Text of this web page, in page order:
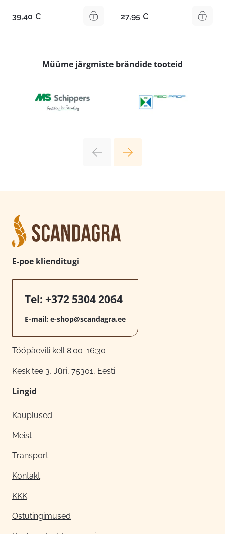
39,40 € 27,95 €
Müüme järgmiste brändide tooteid
E-poe klienditugi
Tel: +372 5304 2064
E-mail: e-shop@scandagra.ee
Tööpäeviti kell 8:00-16:30
Kesk tee 3, Jüri, 75301, Eesti
Lingid
Kauplused
Meist
Transport
Kontakt
KKK
Ostutingimused